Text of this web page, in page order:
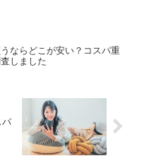
ならどこが安い？コスパ重
しました
パ